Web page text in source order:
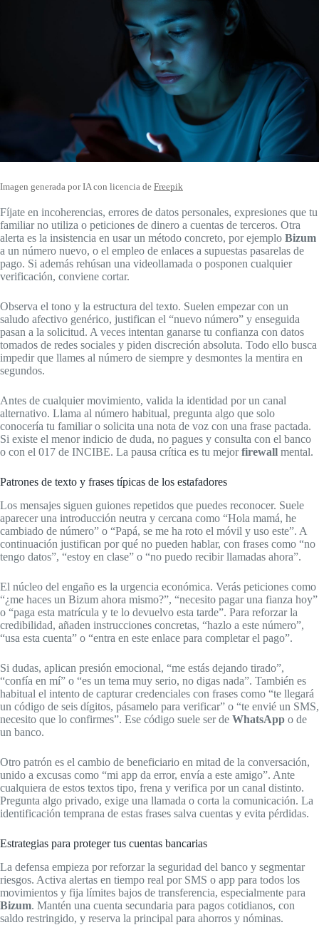
Imagen generada por IA con licencia de Freepik
Fíjate en incoherencias, errores de datos personales, expresiones que tu
familiar no utiliza o peticiones de dinero a cuentas de terceros. Otra
alerta es la insistencia en usar un método concreto, por ejemplo Bizum
a un número nuevo, o el empleo de enlaces a supuestas pasarelas de
pago. Si además rehúsan una videollamada o posponen cualquier
verificación, conviene cortar.
Observa el tono y la estructura del texto. Suelen empezar con un
saludo afectivo genérico, justifican el “nuevo número” y enseguida
pasan a la solicitud. A veces intentan ganarse tu confianza con datos
tomados de redes sociales y piden discreción absoluta. Todo ello busca
impedir que llames al número de siempre y desmontes la mentira en
segundos.
Antes de cualquier movimiento, valida la identidad por un canal
alternativo. Llama al número habitual, pregunta algo que solo
conocería tu familiar o solicita una nota de voz con una frase pactada.
Si existe el menor indicio de duda, no pagues y consulta con el banco
o con el 017 de INCIBE. La pausa crítica es tu mejorfirewall mental.
Patrones de texto y frases típicas de los estafadores
Los mensajes siguen guiones repetidos que puedes reconocer. Suele
aparecer una introducción neutra y cercana como “Hola mamá, he
cambiado de número” o “Papá, se me ha roto el móvil y uso este”. A
continuación justifican por qué no pueden hablar, con frases como “no
tengo datos”, “estoy en clase” o “no puedo recibir llamadas ahora”.
El núcleo del engaño es la urgencia económica. Verás peticiones como
“¿me haces un Bizum ahora mismo?”, “necesito pagar una fianza hoy”
o “paga esta matrícula y te lo devuelvo esta tarde”. Para reforzar la
credibilidad, añaden instrucciones concretas, “hazlo a este número”,
“usa esta cuenta” o “entra en este enlace para completar el pago”.
Si dudas, aplican presión emocional, “me estás dejando tirado”,
“confía en mí” o “es un tema muy serio, no digas nada”. También es
habitual el intento de capturar credenciales con frases como “te llegará
un código de seis dígitos, pásamelo para verificar” o “te envié un SMS,
necesito que lo confirmes”. Ese código suele ser de WhatsApp o de
un banco.
Otro patrón es el cambio de beneficiario en mitad de la conversación,
unido a excusas como “mi app da error, envía a este amigo”. Ante
cualquiera de estos textos tipo, frena y verifica por un canal distinto.
Pregunta algo privado, exige una llamada o corta la comunicación. La
identificación temprana de estas frases salva cuentas y evita pérdidas.
Estrategias para proteger tus cuentas bancarias
La defensa empieza por reforzar la seguridad del banco y segmentar
riesgos. Activa alertas en tiempo real por SMS o app para todos los
movimientos y fija límites bajos de transferencia, especialmente para
Bizum. Mantén una cuenta secundaria para pagos cotidianos, con
saldo restringido, y reserva la principal para ahorros y nóminas.